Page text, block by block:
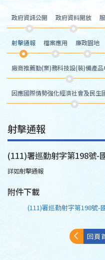
政府資訊公開 政府資料開放
射擊通報 檔案應用 廉政園地
廠商推薦勤(業)務科技設(裝)備產
因應國際情勢強化經濟社會及民生
射擊通報
(111)署巡勤射字第198號-
詳如射擊通報
附件下載
(111)署巡勤射字第198號-
回頁